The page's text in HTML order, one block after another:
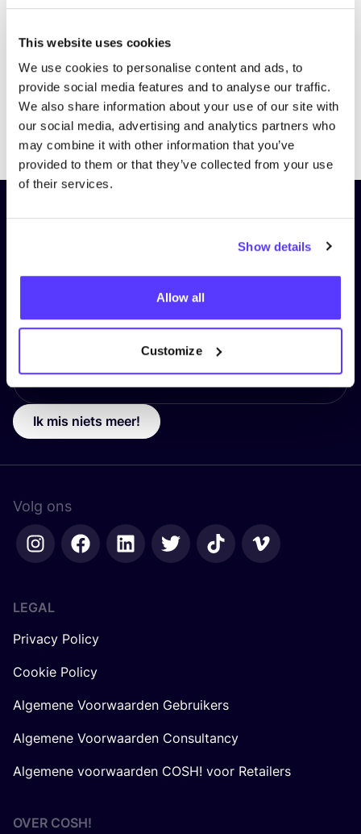
This website uses cookies
We use cookies to personalise content and ads, to
provide social media features and to analyse our traffic.
We also share information about your use of our site with
our social media, advertising and analytics partners who
may combine it with other information that you’ve
provided to them or that they’ve collected from your use
of their services.
Show details
Allow all
Customize
PreviousNext
Schrijf je in op onze nieuwsbrief
Voornaam*
Ik mis niets meer!
Volg ons
LEGAL
Privacy Policy
Cookie Policy
Algemene Voorwaarden Gebruikers
Algemene Voorwaarden Consultancy
Algemene voorwaarden COSH! voor Retailers
OVER COSH!